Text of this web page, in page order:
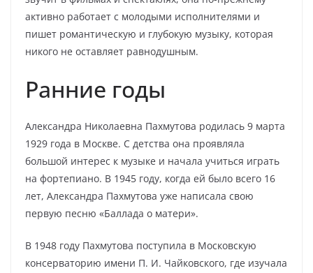
активно работает с молодыми исполнителями и
пишет романтическую и глубокую музыку, которая
никого не оставляет равнодушным.
Ранние годы
Александра Николаевна Пахмутова родилась 9 марта
1929 года в Москве. С детства она проявляла
большой интерес к музыке и начала учиться играть
на фортепиано. В 1945 году, когда ей было всего 16
лет, Александра Пахмутова уже написала свою
первую песню «Баллада о матери».
В 1948 году Пахмутова поступила в Московскую
консерваторию имени П. И. Чайковского, где изучала